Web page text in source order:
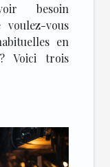
besoin
vous
en
Voici trois